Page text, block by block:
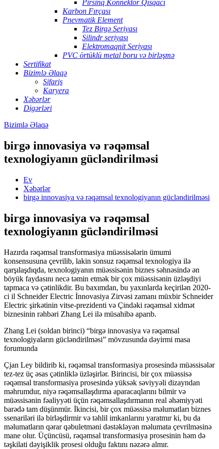
Pirsinq Konnektor Qısqacı
Karbon Fırçası
Pnevmatik Element
Tez Birgə Seriyası
Silindr seriyası
Elektromaqnit Seriyası
PVC örtüklü metal boru və birləşmə
Sertifikat
Bizimlə Əlaqə
Sifariş
Karyera
Xəbərlər
Digərləri
Bizimlə Əlaqə
birgə innovasiya və rəqəmsal
texnologiyanın gücləndirilməsi
Ev
Xəbərlər
birgə innovasiya və rəqəmsal texnologiyanın gücləndirilməsi
birgə innovasiya və rəqəmsal
texnologiyanın gücləndirilməsi
Hazırda rəqəmsal transformasiya müəssisələrin ümumi
konsensusuna çevrilib, lakin sonsuz rəqəmsal texnologiya ilə
qarşılaşdıqda, texnologiyanın müəssisənin biznes səhnəsində ən
böyük faydasını necə təmin etmək bir çox müəssisənin üzləşdiyi
tapmaca və çətinlikdir. Bu baxımdan, bu yaxınlarda keçirilən 2020-
ci il Schneider Electric İnnovasiya Zirvəsi zamanı müxbir Schneider
Electric şirkətinin vitse-prezidenti və Çindəki rəqəmsal xidmət
biznesinin rəhbəri Zhang Lei ilə müsahibə aparıb.
Zhang Lei (soldan birinci) “birgə innovasiya və rəqəmsal
texnologiyaların gücləndirilməsi” mövzusunda dəyirmi masa
forumunda
Çjan Ley bildirib ki, rəqəmsal transformasiya prosesində müəssisələr
tez-tez üç əsas çətinliklə üzləşirlər. Birincisi, bir çox müəssisə
rəqəmsal transformasiya prosesində yüksək səviyyəli dizayndan
məhrumdur, niyə rəqəmsallaşdırma aparacaqlarını bilmir və
müəssisənin fəaliyyəti üçün rəqəmsallaşdırmanın real əhəmiyyəti
barədə tam düşünmür. İkincisi, bir çox müəssisə məlumatları biznes
ssenariləri ilə birləşdirmir və təhlil imkanlarını yaratmır ki, bu da
məlumatların qərar qəbuletməni dəstəkləyən məlumata çevrilməsinə
mane olur. Üçüncüsü, rəqəmsal transformasiya prosesinin həm də
təşkilati dəyişiklik prosesi olduğu faktını nəzərə almır.